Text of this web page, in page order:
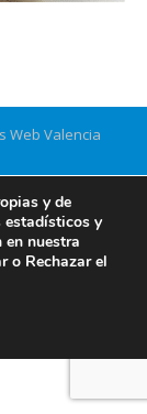
Web Valencia
y de
estadísticos y
nuestra
o Rechazar el